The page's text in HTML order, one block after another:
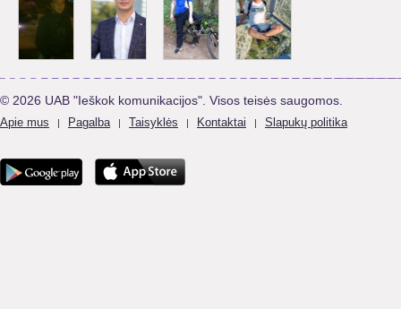
© 2026 UAB "Ieškok komunikacijos". Visos teisės saugomos.
Apie mus | Pagalba | Taisyklės | Kontaktai | Slapukų politika